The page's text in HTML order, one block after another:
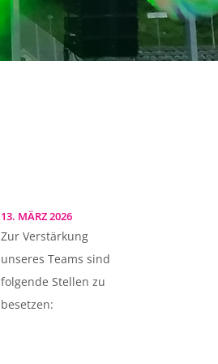
13. MÄRZ 2026
Zur Verstärkung
unseres Teams sind
folgende Stellen zu
besetzen: